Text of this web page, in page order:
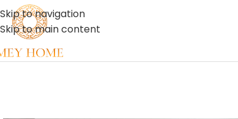
Skip to navigation
Skip to main content